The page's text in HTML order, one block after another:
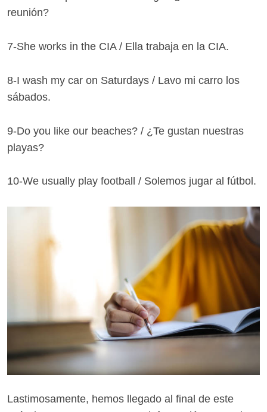
reunión?
7-She works in the CIA / Ella trabaja en la CIA.
8-I wash my car on Saturdays / Lavo mi carro los
sábados.
9-Do you like our beaches? / ¿Te gustan nuestras
playas?
10-We usually play football / Solemos jugar al fútbol.
Lastimosamente, hemos llegado al final de este